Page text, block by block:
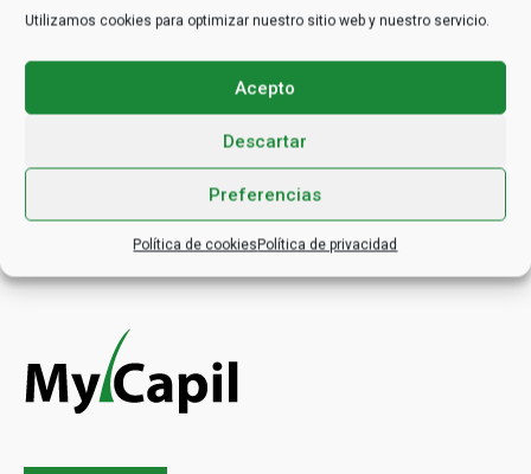
Utilizamos cookies para optimizar nuestro sitio web y nuestro servicio.
Acepto
Descartar
Preferencias
Política de cookiesPolítica de privacidad
necesario?
Extensiones de pelo, ¿provocan
18 January 2024